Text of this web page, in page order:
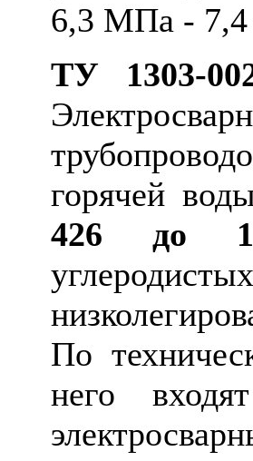
6,3 МПа -
ТУ 1303-
горячей
426 до
По
него